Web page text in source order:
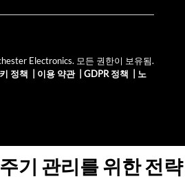
Electronics. 모든 권한이 보유됨.
정책 이용 약관| GDPR 정책
노
기 관리를 위한 전략